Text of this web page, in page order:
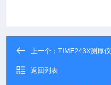
上一个：TIME243X测厚
返回列表